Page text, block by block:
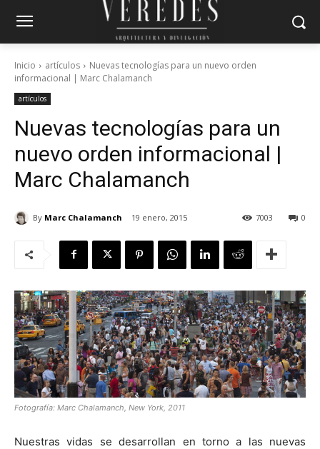
Inicio artículos
Nuevas tecnologías para un nuevo orden
informacional | Marc Chalamanch
artículos
Nuevas tecnologías para un
nuevo orden informacional |
Marc Chalamanch
By Marc Chalamanch 19 enero, 2015 0
7003
Fotografía: Marc Chalamanch, New York, 2011
Nuestras vidas se desarrollan en torno a las nuevas